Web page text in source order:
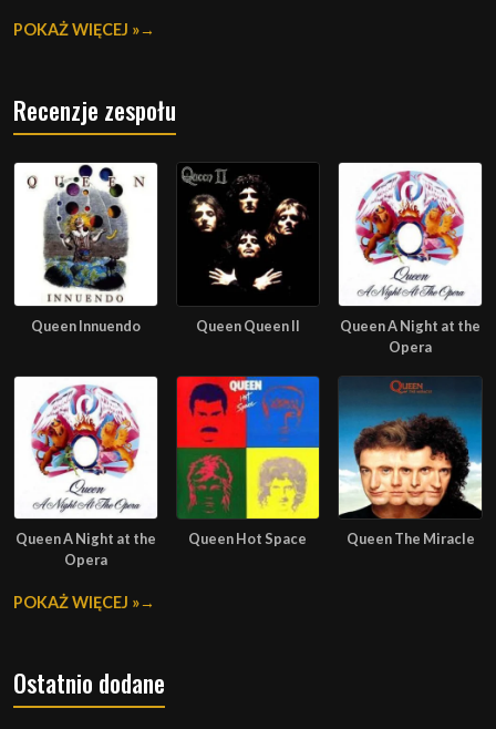
POKAŻ WIĘCEJ »
Recenzje zespołu
Queen Innuendo Queen Queen II
Queen A Night at the
Opera
Queen A Night at the
Opera
Queen Hot Space Queen The Miracle
POKAŻ WIĘCEJ »
Ostatnio dodane